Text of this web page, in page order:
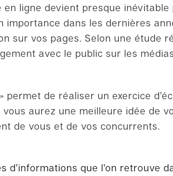
en ligne devient presque
importance dans les dernières
sur vos pages. Selon une étude
avec le public sur les
» permet de réaliser un exercice
aurez une meilleure idée de
de vous et de vos concurrents.
d’informations que l’on retrouve